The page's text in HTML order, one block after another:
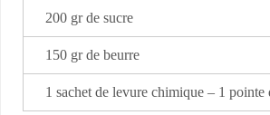
200 gr de sucre
150 gr de beurre
1 sachet de levure chimique – 1 pointe